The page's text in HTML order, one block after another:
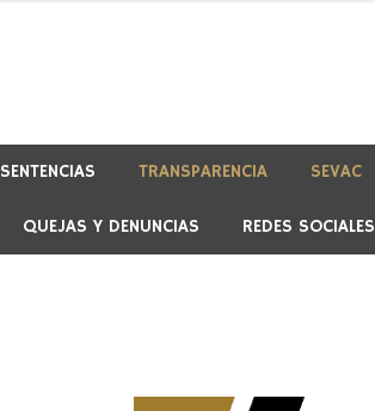
SENTENCIAS TRANSPARENCIA SEVAC
QUEJAS Y DENUNCIAS REDES SOCIALES